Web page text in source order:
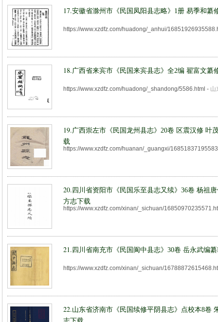
17.安徽省滁州市《民国凤阳县志略》1册 易季和纂
https://www.xzdfz.com/huadong/_anhui/
18.广西省来宾市《民国来宾县志》全2编 翟富文纂
https://www.xzdfz.com/huadong/_shandong/5586.html - 山
19.广西崇左市《民国龙州县志》20卷 区震汉修 叶
载
https://www.xzdfz.com/huanan/_guangxi/
20. 四川省资阳市《民国乐至县志又续》36卷 杨祖
方志下载
https://www.xzdfz.com/xinan/_sichuan/
21. 四川省南充市《民国阆中县志》30卷 岳永武编
https://www.xzdfz.com/xinan/_sichuan/
22.山东省济南市《民国续修平阴县志》点校本8卷